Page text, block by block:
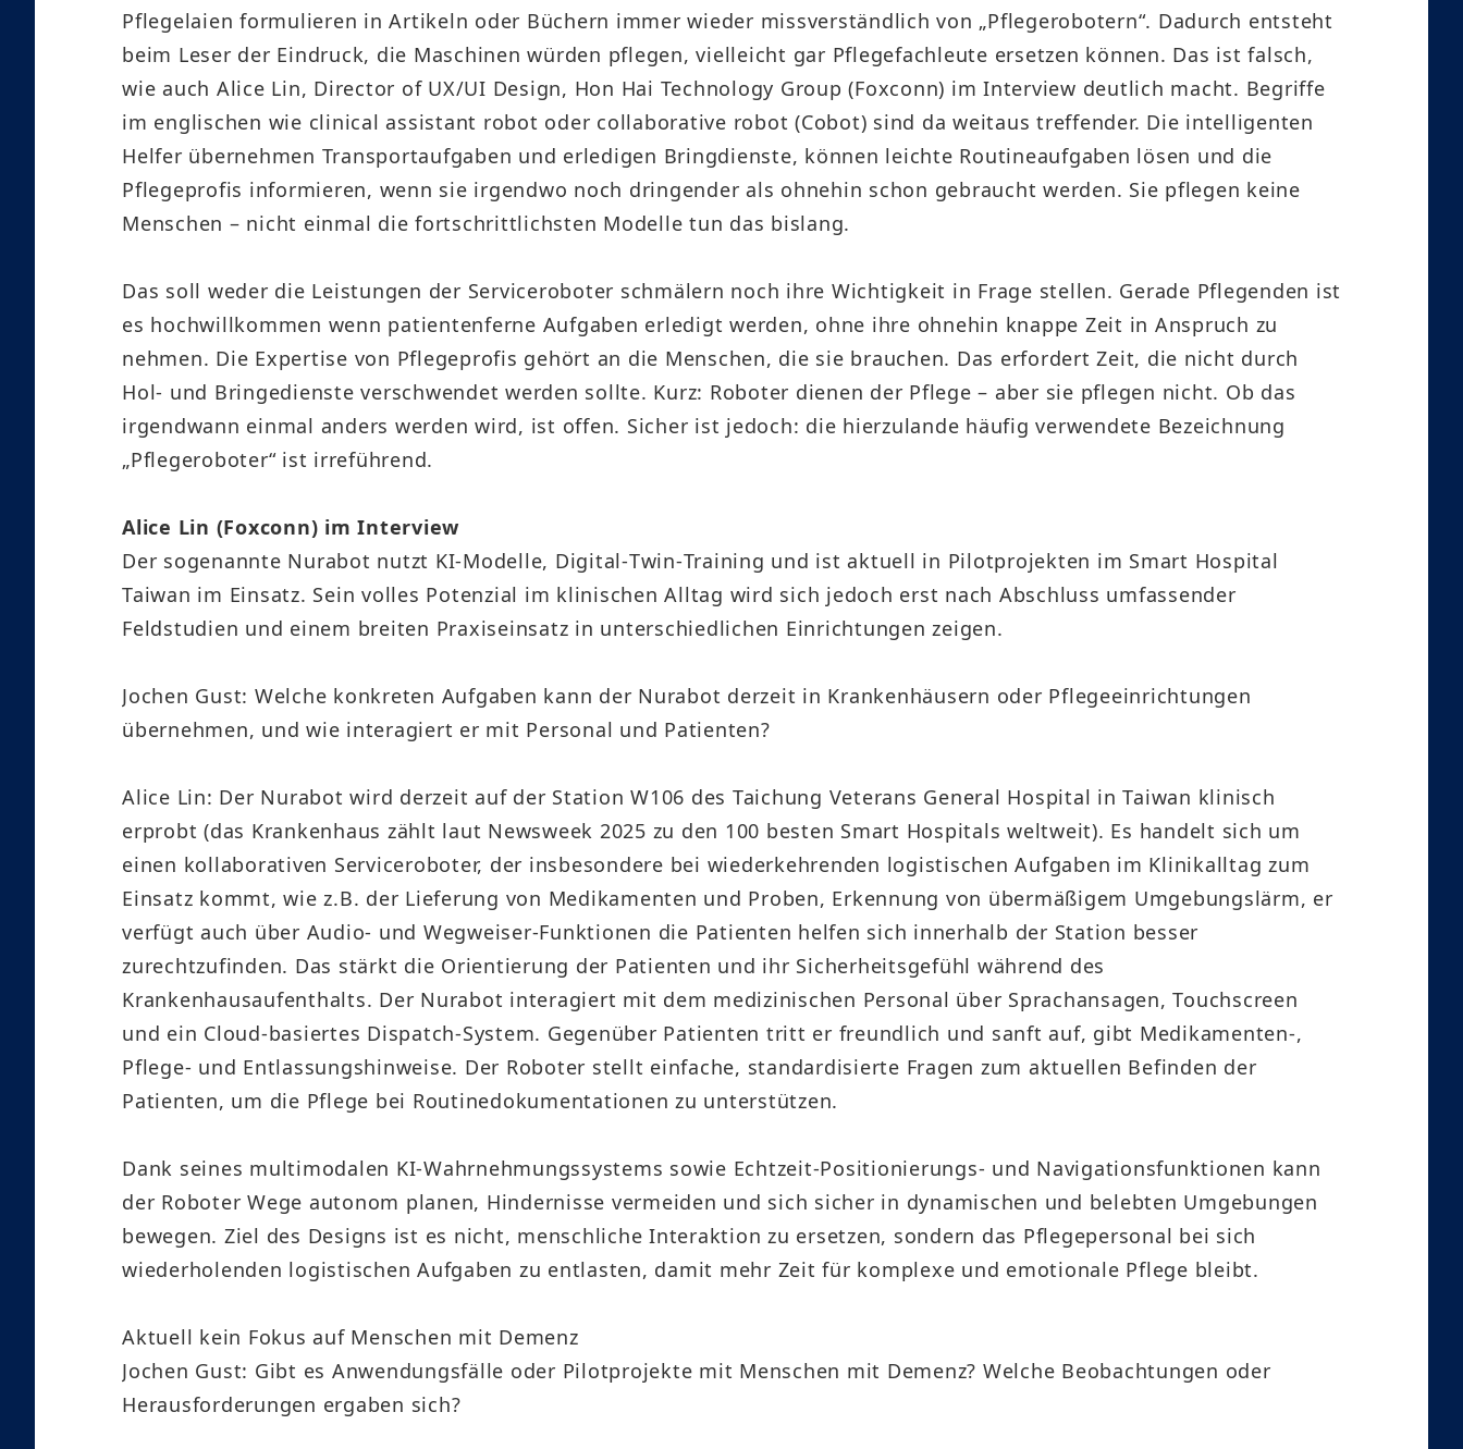
Factories Overseas
Social Media
X
Linkedin
Youtube
Facebook
Podcast ( i SEE Dreamer )
Quarterly Results
Monthly Revenue
Annual Reports
Credit Rating
Shareholder Services
Stock Quotes
Shareholders Meeting
Dividend
Corporate Integrity
FAQ
Subscription Center
ESG Insight
Supplier Responsibility Report
HRDD Report
TCFD Net Zero Strategy Report
Report
Important ESG Regulations and
Policies
Questionnaire of Stakeholder
Pflegelaien formulieren in Artikeln oder Büchern immer wieder missverständlich von „Pflegerobotern“. Dadurch entsteht
beim Leser der Eindruck, die Maschinen würden pflegen, vielleicht gar Pflegefachleute ersetzen können. Das ist falsch,
wie auch Alice Lin, Director of UX/UI Design, Hon Hai Technology Group (Foxconn) im Interview deutlich macht. Begriffe
im englischen wie clinical assistant robot oder collaborative robot (Cobot) sind da weitaus treffender. Die intelligenten
Helfer übernehmen Transportaufgaben und erledigen Bringdienste, können leichte Routineaufgaben lösen und die
Pflegeprofis informieren, wenn sie irgendwo noch dringender als ohnehin schon gebraucht werden. Sie pflegen keine
Menschen – nicht einmal die fortschrittlichsten Modelle tun das bislang.
Das soll weder die Leistungen der Serviceroboter schmälern noch ihre Wichtigkeit in Frage stellen. Gerade Pflegenden ist
es hochwillkommen wenn patientenferne Aufgaben erledigt werden, ohne ihre ohnehin knappe Zeit in Anspruch zu
nehmen. Die Expertise von Pflegeprofis gehört an die Menschen, die sie brauchen. Das erfordert Zeit, die nicht durch
Hol- und Bringedienste verschwendet werden sollte. Kurz: Roboter dienen der Pflege – aber sie pflegen nicht. Ob das
irgendwann einmal anders werden wird, ist offen. Sicher ist jedoch: die hierzulande häufig verwendete Bezeichnung
„Pflegeroboter“ ist irreführend.
Alice Lin (Foxconn) im Interview
Der sogenannte Nurabot nutzt KI‑Modelle, Digital‑Twin‑Training und ist aktuell in Pilotprojekten im Smart Hospital
Taiwan im Einsatz. Sein volles Potenzial im klinischen Alltag wird sich jedoch erst nach Abschluss umfassender
Feldstudien und einem breiten Praxiseinsatz in unterschiedlichen Einrichtungen zeigen.
Jochen Gust: Welche konkreten Aufgaben kann der Nurabot derzeit in Krankenhäusern oder Pflegeeinrichtungen
übernehmen, und wie interagiert er mit Personal und Patienten?
Alice Lin: Der Nurabot wird derzeit auf der Station W106 des Taichung Veterans General Hospital in Taiwan klinisch
erprobt (das Krankenhaus zählt laut Newsweek 2025 zu den 100 besten Smart Hospitals weltweit). Es handelt sich um
einen kollaborativen Serviceroboter, der insbesondere bei wiederkehrenden logistischen Aufgaben im Klinikalltag zum
Einsatz kommt, wie z.B. der Lieferung von Medikamenten und Proben, Erkennung von übermäßigem Umgebungslärm, er
verfügt auch über Audio- und Wegweiser-Funktionen die Patienten helfen sich innerhalb der Station besser
zurechtzufinden. Das stärkt die Orientierung der Patienten und ihr Sicherheitsgefühl während des
Krankenhausaufenthalts. Der Nurabot interagiert mit dem medizinischen Personal über Sprachansagen, Touchscreen
und ein Cloud-basiertes Dispatch-System. Gegenüber Patienten tritt er freundlich und sanft auf, gibt Medikamenten-,
Pflege- und Entlassungshinweise. Der Roboter stellt einfache, standardisierte Fragen zum aktuellen Befinden der
Patienten, um die Pflege bei Routinedokumentationen zu unterstützen.
Dank seines multimodalen KI-Wahrnehmungssystems sowie Echtzeit-Positionierungs- und Navigationsfunktionen kann
der Roboter Wege autonom planen, Hindernisse vermeiden und sich sicher in dynamischen und belebten Umgebungen
bewegen. Ziel des Designs ist es nicht, menschliche Interaktion zu ersetzen, sondern das Pflegepersonal bei sich
wiederholenden logistischen Aufgaben zu entlasten, damit mehr Zeit für komplexe und emotionale Pflege bleibt.
Aktuell kein Fokus auf Menschen mit Demenz
Jochen Gust: Gibt es Anwendungsfälle oder Pilotprojekte mit Menschen mit Demenz? Welche Beobachtungen oder
Herausforderungen ergaben sich?